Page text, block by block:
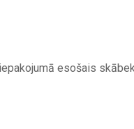
esošais